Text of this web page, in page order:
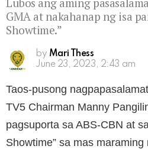
GMA at nakahanap ng isa
Showtime.”
by Mari Thess
June 23, 2023, 2:43 am
Taos-pusong
TV5 Chairman Manny
pagsuporta sa ABS-CBN at
Showtime” sa mas maraming